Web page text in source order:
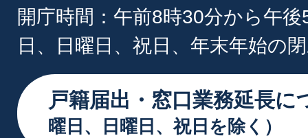
開庁時間：午前8時30分から午
日、日曜日、祝日、年末年始の
戸籍届出・窓口業務延長に
曜日、日曜日、祝日を除く）